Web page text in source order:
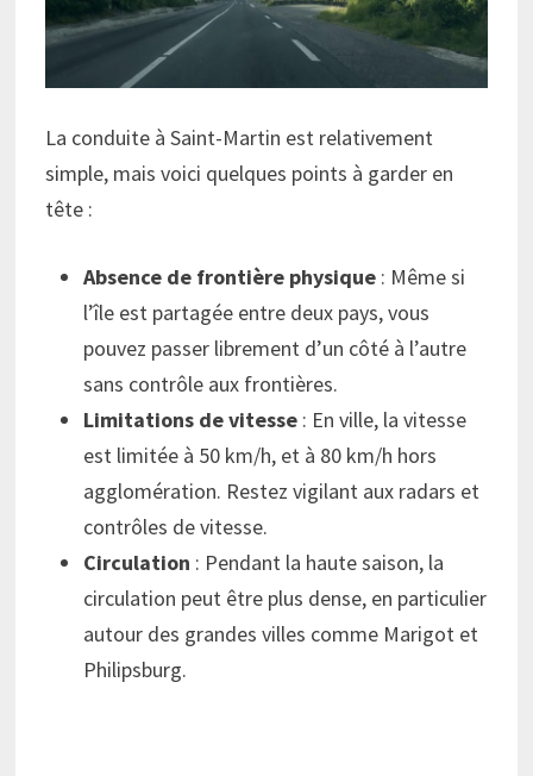
La conduite à Saint-Martin est relativement
simple, mais voici quelques points à garder en
tête :
Absence de frontière physique : Même si
l’île est partagée entre deux pays, vous
pouvez passer librement d’un côté à l’autre
sans contrôle aux frontières.
Limitations de vitesse : En ville, la vitesse
est limitée à 50 km/h, et à 80 km/h hors
agglomération. Restez vigilant aux radars et
contrôles de vitesse.
Circulation : Pendant la haute saison, la
circulation peut être plus dense, en particulier
autour des grandes villes comme Marigot et
Philipsburg.